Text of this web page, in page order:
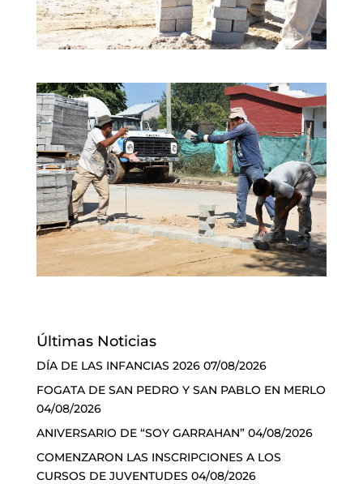
Últimas Noticias
DÍA DE LAS INFANCIAS 2026 07/08/2026
FOGATA DE SAN PEDRO Y SAN PABLO EN MERLO
04/08/2026
ANIVERSARIO DE “SOY GARRAHAN” 04/08/2026
COMENZARON LAS INSCRIPCIONES A LOS
CURSOS DE JUVENTUDES 04/08/2026